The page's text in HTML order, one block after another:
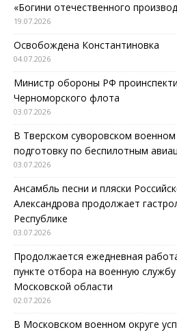
«Богини отечественного
19.07.2026
Освобождена Константиновка
04.07.2026
Министр обороны РФ
Черноморского флота
03.07.2026
В Тверском суворовском
подготовку по беспилотным
03.07.2026
Ансамбль песни и пляски
Александрова продолжает
Республике
03.07.2026
Продолжается ежедневная
пункте отбора на военную
Московской области
02.07.2026
В Московском военном округе